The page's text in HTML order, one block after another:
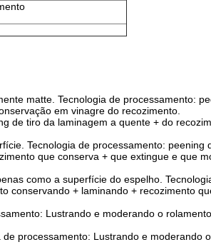
matte. Tecnologia de processamento:
em vinagre do recozimento.
de tiro da laminagem a quente + do
Tecnologia de processamento: peening
que conserva + que extingue e que
como a superfície do espelho.
conservando + laminando + recozimento
Lustrando e moderando o
processamento: Lustrando e moderando